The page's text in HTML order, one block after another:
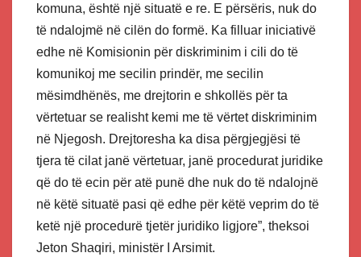
komuna, është një situatë e re. E përsëris, nuk do
të ndalojmë në cilën do formë. Ka filluar iniciativë
edhe në Komisionin për diskriminim i cili do të
komunikoj me secilin prindër, me secilin
mësimdhënës, me drejtorin e shkollës për ta
vërtetuar se realisht kemi me të vërtet diskriminim
në Njegosh. Drejtoresha ka disa përgjegjësi të
tjera të cilat janë vërtetuar, janë procedurat juridike
që do të ecin për atë punë dhe nuk do të ndalojnë
në këtë situatë pasi që edhe për këtë veprim do të
ketë një procedurë tjetër juridiko ligjore”, theksoi
Jeton Shaqiri, ministër I Arsimit.